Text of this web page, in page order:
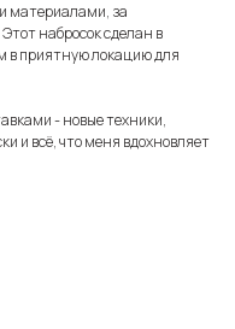
материалами, за
набросок сделан в
в приятную локацию для
- новые техники,
и всё, что меня вдохновляет